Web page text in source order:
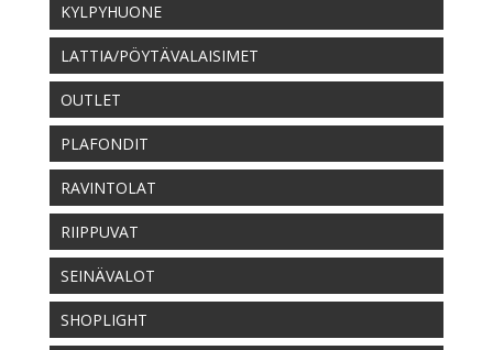
KYLPYHUONE
LATTIA/PÖYTÄVALAISIMET
OUTLET
PLAFONDIT
RAVINTOLAT
RIIPPUVAT
SEINÄVALOT
SHOPLIGHT